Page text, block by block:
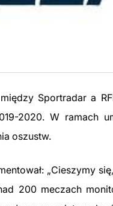
Sportradar a
2020. W ramach
oszustw.
„Cieszymy
200 meczach